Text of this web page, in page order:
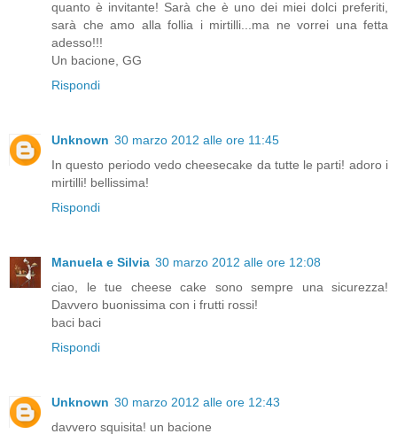
quanto è invitante! Sarà che è uno dei miei dolci preferiti,
sarà che amo alla follia i mirtilli...ma ne vorrei una fetta
adesso!!!
Un bacione, GG
Rispondi
Unknown 30 marzo 2012 alle ore 11:45
In questo periodo vedo cheesecake da tutte le parti! adoro i
mirtilli! bellissima!
Rispondi
Manuela e Silvia 30 marzo 2012 alle ore 12:08
ciao, le tue cheese cake sono sempre una sicurezza!
Davvero buonissima con i frutti rossi!
baci baci
Rispondi
Unknown 30 marzo 2012 alle ore 12:43
davvero squisita! un bacione